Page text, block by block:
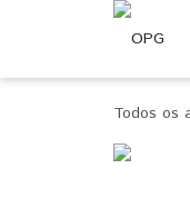
Todos os